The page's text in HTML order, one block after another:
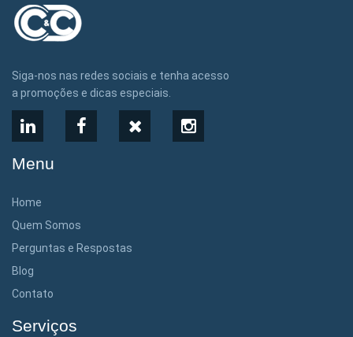
Siga-nos nas redes sociais e tenha acesso
a promoções e dicas especiais.
LinkedInFacebook Instagram
Menu
Home
Quem Somos
Perguntas e Respostas
Blog
Contato
Serviços